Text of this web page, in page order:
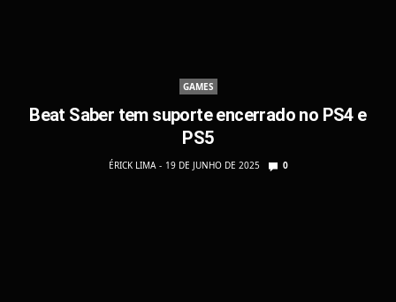
GAMES
Beat Saber tem suporte encerrado no PS4 e
PS5
ÉRICK LIMA 19 DE JUNHO DE 2025 0